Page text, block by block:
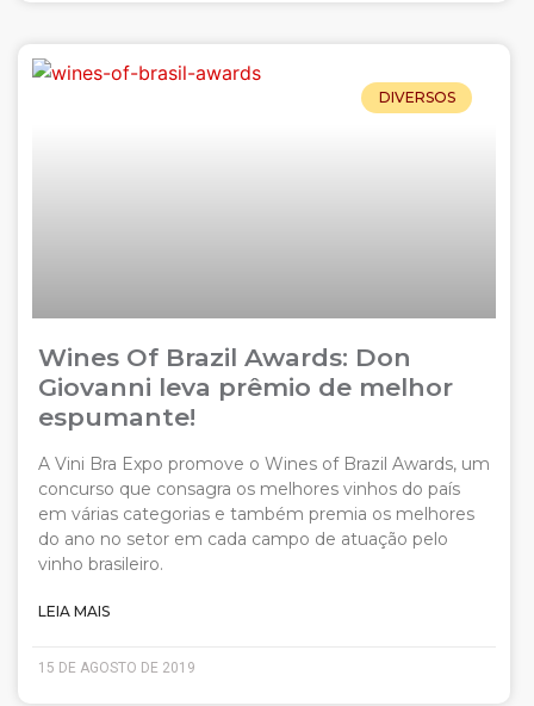
DIVERSOS
Wines Of Brazil Awards: Don
Giovanni leva prêmio de melhor
espumante!
A Vini Bra Expo promove o Wines of Brazil Awards, um
concurso que consagra os melhores vinhos do país
em várias categorias e também premia os melhores
do ano no setor em cada campo de atuação pelo
vinho brasileiro.
LEIA MAIS
15 DE AGOSTO DE 2019